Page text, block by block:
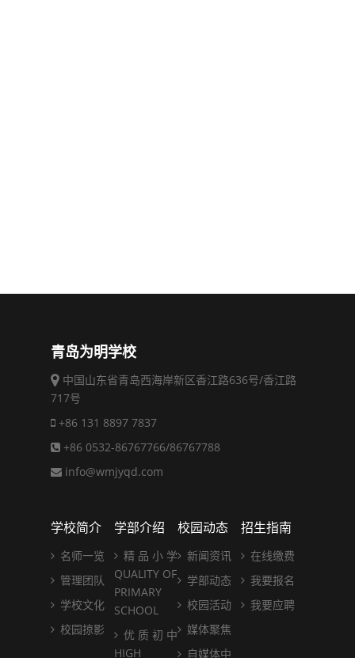
青岛为明学校
中国山东省青岛西海岸新区香江路636号/香江路
717号
+86 131 8897 7837
+86 0532-86767766/86767788
info@wmjyqd.com
学校简介
名师一览
管理团队
学校文化
校园掠影
学部介绍
精 品 小 学
QUALITY OF
PRIMARY
SCHOOL
优 质 初 中
HIGH
校园动态
新闻资讯
学部动态
校园活动
媒体聚焦
自媒体中
招生指南
在线缴费
我要报名
我要应聘